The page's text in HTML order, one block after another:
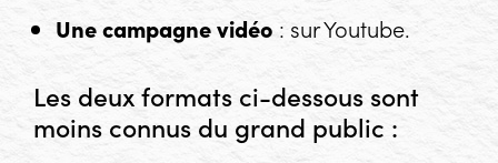
Une campagne vidéo : sur Youtube.
Les deux formats ci-dessous sont
moins connus du grand public :